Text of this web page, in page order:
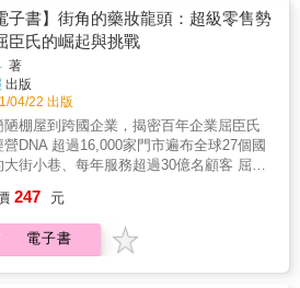
必定得冒著失敗的風險；過程如果缺乏風
成就也就不值得自豪，當然也不會快樂。
更是個天生會說故事的人。 無論是渴望改
或想要研究商業模式的讀者，都可以藉由
點燃心中的創業魂，也能深入了解成功者
要懂得把握機會，更需要努力不懈，有所
想了解對手的營運
只要瞧他們的垃圾桶就好。 我無法阻止
模仿我的風格、偷走我的計畫，但是他們
走我腦子裡的想法。因此，我總是能領先
是個漢堡，工作就是中間的
供優質的服務給加盟主，就會記住他們地
的格局、周圍巷弄的通行狀況等等，或許
建議他們更好的貯貨方式。 若要有所成
大．安德信（Alexander Anderson）兩位
，在第一次鴉片戰爭中，隨英軍登陸香港
環水坑口，並臨時搭建棚屋做為診所，提
船、水手與士兵診療服務與民生用品，此
屈臣氏藥妝的開端。180年後，屈臣氏的服
圍已經擴展至全球超過27個國家，顧客遍
街角。 &hellip;&hellip;查看更多 &
，屈臣氏從販售成藥開始，再
進更多商品，如因應當時鴉片盛行的戒煙
驅蟲藥，並成為亞洲第一家汽水生產商，
角化經營分散了資源也增加風險，使得屈
最後仍選擇專注於其最擅長的藥妝領域，
顧客品質保證且物美價廉的商品。
子書】街角的藥妝龍頭：超級零售勢
臣氏的崛起與挑戰
著
出版
04/22 出版
陋棚屋到跨國企業，揭密百年企業屈臣氏
家門市遍布全球27個國
街小巷、每年服務超過30億名顧客 屈臣
專書，從頭開始，揭
妝界巨人的祕密 ★藥妝市場競爭越來
烈，在康是美、日藥本舖、松本清的夾擊
247 元
電子書